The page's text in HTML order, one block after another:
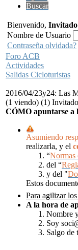
Buscar
Bienvenido, Invitado
Nombre de Usuario
Contraseña olvidada?
Foro ACB
Actividades
Salidas Cicloturistas
2016/04/23y24: Las
(1 viendo) (1) Invitado
CÓMO apuntarse a
Asumiendo
realizarla, y el
“Normas
del “
y del "
Estos
Para agilizar
A la hora de
Nombre
Soy
Salgo de